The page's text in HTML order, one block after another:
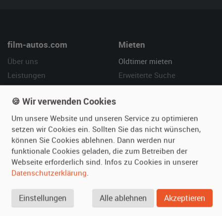
film-autos.com
Über uns
Leistungen
Kundenmeinungen
Mieten
Oldtimer mieten
Erweiterte Suche
Vermieten
Oldtimer anmelden
Fotos senden
Fragen für Vermieter
Inserat verwalten
Hilfe
Häufige Fragen (FAQ)
So funktioniert's
🍪 Wir verwenden Cookies
Um unsere Website und unseren Service zu optimieren
setzen wir Cookies ein. Sollten Sie das nicht wünschen,
können Sie Cookies ablehnen. Dann werden nur
funktionale Cookies geladen, die zum Betreiben der
Webseite erforderlich sind. Infos zu Cookies in unserer
Datenschutzerklärung.
Einstellungen Alle ablehnen Akzeptieren